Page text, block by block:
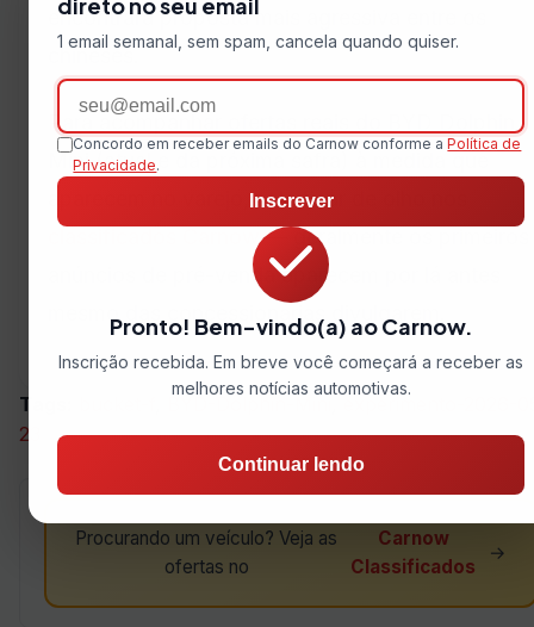
encontrará proposta mais agressiva entre os
chineses.
Para acompanhar ofertas reais do BYD Dolphin
Mini (atual e da próxima safra) à medida que
aparecem no varejo, vale ficar de olho nos
classificados Carnow— geralmente os primeiros
anúncios de pré-venda aparecem por lá antes
mesmo das concessionárias divulgarem.
Tags:
23
Procurando um veículo? Veja as
ofertas no
Carnow
Classificados
→
1 email semanal, sem spam, cancela quando quiser.
Email
Concordo em receber emails do Carnow conforme aPolítica de
Privacidade.
Inscrever
Pronto! Bem-vindo(a) ao Carnow.
Inscrição recebida. Em breve você começará a receber as
melhores notícias automotivas.
Continuar lendo